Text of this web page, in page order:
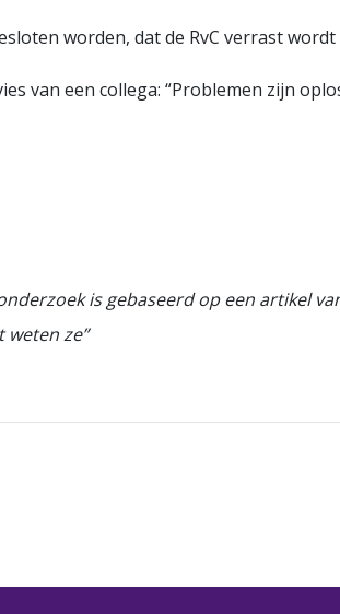
worden, dat de RvC verrast
van een collega: “Problemen zijn
is gebaseerd op een artikel
ze”